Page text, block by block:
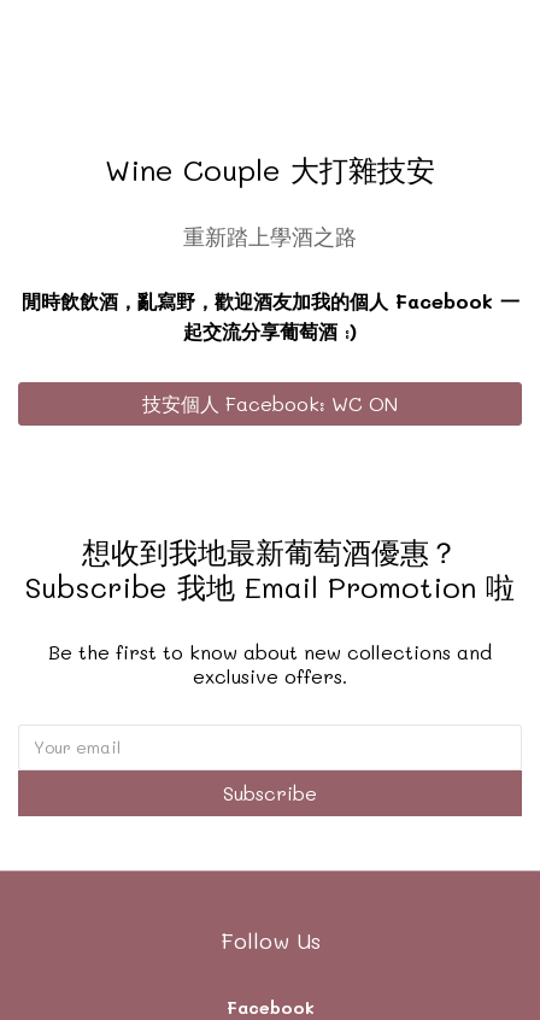
Wine Couple 大打雜技安
重新踏上學酒之路
閒時飲飲酒，亂寫野，歡迎酒友加我的個人 Facebook 一
起交流分享葡萄酒 :)
技安個人 Facebook: WC ON
想收到我地最新葡萄酒優惠？
Subscribe 我地 Email Promotion 啦
Be the first to know about new collections and
exclusive offers.
Subscribe
Follow Us
Facebook